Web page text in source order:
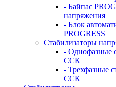
- Байпас
напряжения
- Блок
PROGRESS
Стабилизаторы
- Однофазные
ССК
- Трехфазные
ССК